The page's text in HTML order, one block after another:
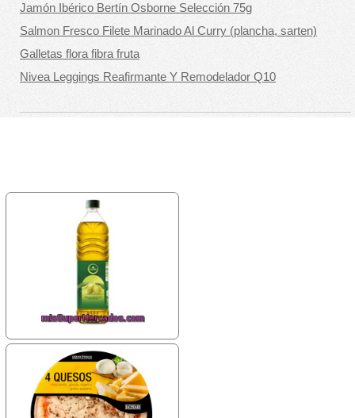
Jamón Ibérico Bertín Osborne Selección 75g
Salmon Fresco Filete Marinado Al Curry (plancha, sarten)
Galletas flora fibra fruta
Nivea Leggings Reafirmante Y Remodelador Q10